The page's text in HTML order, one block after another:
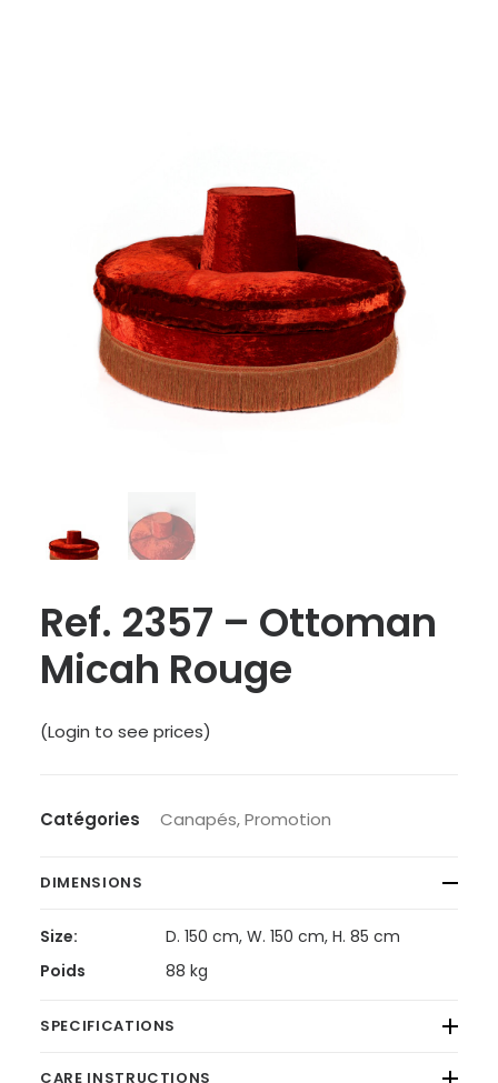
Ref. 2357 – Ottoman
Micah Rouge
(Login to see prices)
Catégories Canapés,Promotion
DIMENSIONS
Size:
D. 150 cm, W. 150 cm, H. 85 cm
Poids
88 kg
SPECIFICATIONS
CARE INSTRUCTIONS